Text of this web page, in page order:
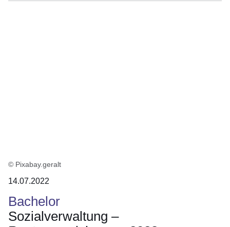
© Pixabay.geralt
14.07.2022
Bachelor
Sozialverwaltung –